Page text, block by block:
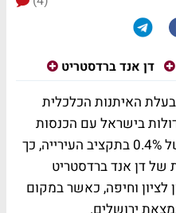
דן אנד ברדסטריט
האיתנות הכלכלית
בישראל עם הכנסות
של כ-4 מיליארד שקל ועודף של 0.4% בתקציב העירייה, כך
של דן אנד ברדסטריט
לציון וחיפה, כאשר במקום